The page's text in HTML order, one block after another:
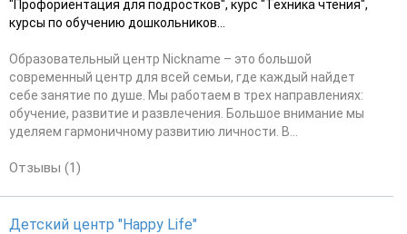
"Профориентация для подростков", курс "Техника чтения",
курсы по обучению дошкольников...
Образовательный центр Nickname – это большой
современный центр для всей семьи, где каждый найдет
себе занятие по душе. Мы работаем в трех направлениях:
обучение, развитие и развлечения. Большое внимание мы
уделяем гармоничному развитию личности. В...
Отзывы (1)
Детский центр "Happy Life"